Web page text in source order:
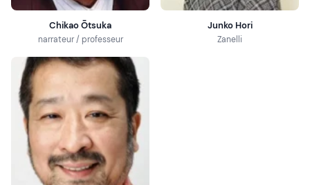
Chikao Ōtsuka
narrateur / professeur
Junko Hori
Zanelli